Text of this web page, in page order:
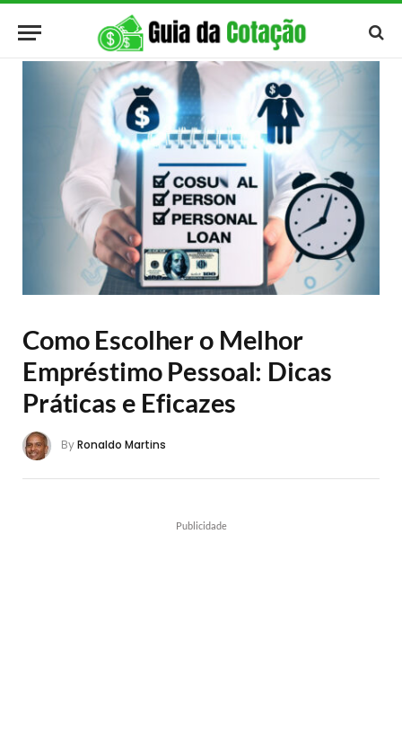
Como Escolher o Melhor
Empréstimo Pessoal: Dicas
Práticas e Eficazes
ByRonaldo Martins
Publicidade